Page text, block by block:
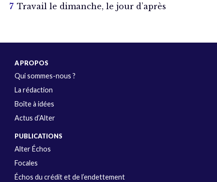
Travail le dimanche, le jour d’après
A PROPOS
Qui sommes-nous ?
La rédaction
Boîte à idées
Actus d’Alter
PUBLICATIONS
Alter Échos
Focales
Échos du crédit et de l’endettement